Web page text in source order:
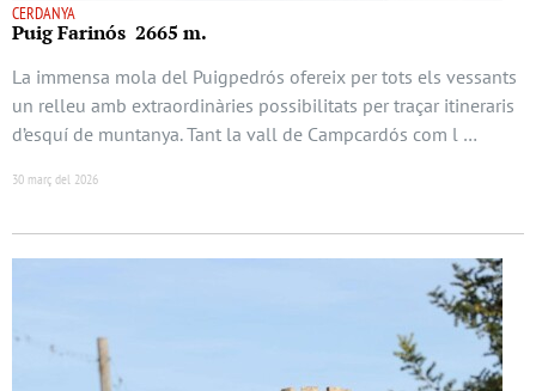
CERDANYA
Puig Farinós 2665 m.
La immensa mola del Puigpedrós ofereix per tots els vessants
un relleu amb extraordinàries possibilitats per traçar itineraris
d’esquí de muntanya. Tant la vall de Campcardós com l …
30 març del 2026